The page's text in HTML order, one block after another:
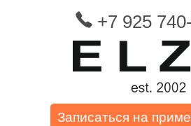
+7 925
Записаться на